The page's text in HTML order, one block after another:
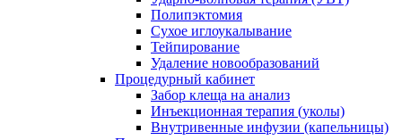
Полипэктомия
Сухое иглоукалывание
Тейпирование
Удаление новообразований
Процедурный кабинет
Забор клеща на анализ
Инъекционная терапия (уколы)
Внутривенные инфузии (капельницы)